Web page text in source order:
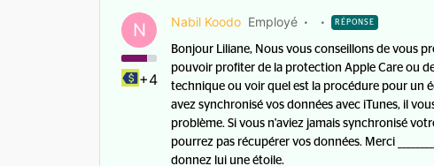
N
+4
Nabil Koodo Employé RÉPONSE
Bonjour Liliane, Nous vous conseillons de vous
pouvoir profiter de la protection Apple Care ou
technique ou voir quel est la procédure pour un
avez synchronisé vos données avec iTunes, il
problème. Si vous n'aviez jamais synchronisé
pourrez pas récupérer vos données. Merci
donnez lui une étoile.